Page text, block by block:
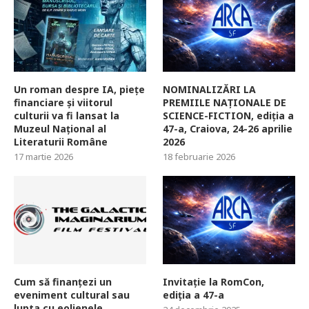
Un roman despre IA, piețe
financiare și viitorul
culturii va fi lansat la
Muzeul Național al
Literaturii Române
17 martie 2026
NOMINALIZĂRI LA
PREMIILE NAȚIONALE DE
SCIENCE-FICTION, ediția a
47-a, Craiova, 24-26 aprilie
2026
18 februarie 2026
Cum să finanțezi un
eveniment cultural sau
Invitație la RomCon,
ediția a 47-a